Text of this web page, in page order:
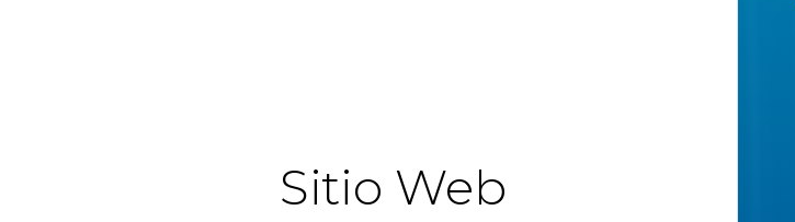
Sitio Web